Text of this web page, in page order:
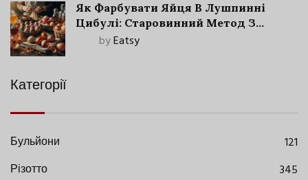
Як Фарбувати Яйця В Лушпинні
Цибулі: Старовинний Метод З
Сучасними Нюансами
byEatsy
Категорії
Бульйони
121
Різотто
345